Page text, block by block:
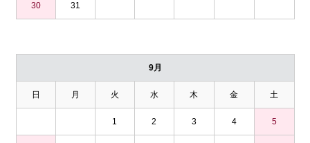
30 31
9月
日 月 火 水 木 金 土
1 2 3 4 5